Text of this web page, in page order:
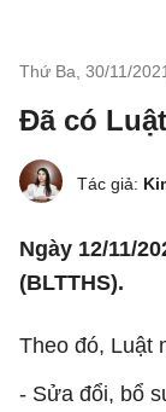
Thứ Ba, 30/11/2021
Đã có
Tác giả:
Ngày 12/11/
(BLTTHS).
Theo đó, Luật
- Sửa đổi, bổ